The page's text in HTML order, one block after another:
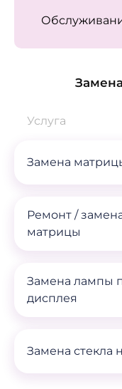
Услуга
Замена
Ремонт /
матрицы
Замена лампы
дисплея
Замена стекла